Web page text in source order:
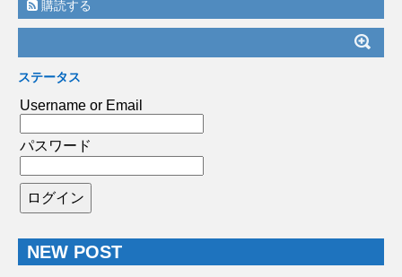
購読する
ステータス
Username or Email
パスワード
NEW POST